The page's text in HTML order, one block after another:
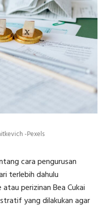
-Pexels
cara pengurusan
terlebih dahulu
perizinan Bea Cukai
yang dilakukan agar